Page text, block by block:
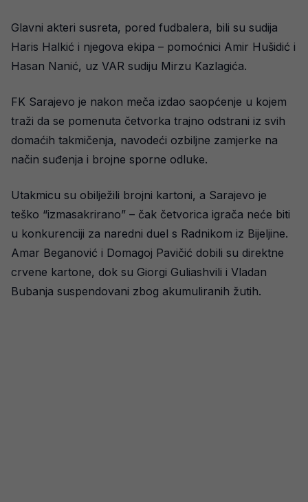
Glavni akteri susreta, pored fudbalera, bili su sudija
Haris Halkić i njegova ekipa – pomoćnici Amir Hušidić i
Hasan Nanić, uz VAR sudiju Mirzu Kazlagića.
FK Sarajevo je nakon meča izdao saopćenje u kojem
traži da se pomenuta četvorka trajno odstrani iz svih
domaćih takmičenja, navodeći ozbiljne zamjerke na
način suđenja i brojne sporne odluke.
Utakmicu su obilježili brojni kartoni, a Sarajevo je
teško “izmasakrirano” – čak četvorica igrača neće biti
u konkurenciji za naredni duel s Radnikom iz Bijeljine.
Amar Beganović i Domagoj Pavičić dobili su direktne
crvene kartone, dok su Giorgi Guliashvili i Vladan
Bubanja suspendovani zbog akumuliranih žutih.